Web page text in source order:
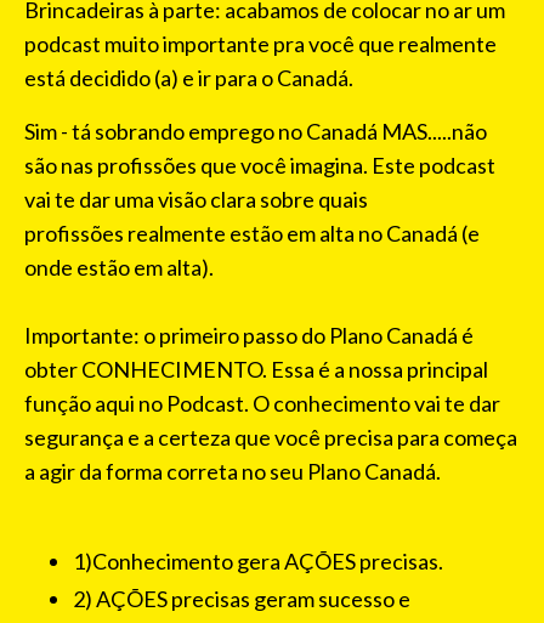
Brincadeiras à parte: acabamos de colocar no ar um
podcast muito importante pra você que realmente
está decidido (a) e ir para o Canadá.
Sim - tá sobrando emprego no Canadá MAS.....não
são nas profissões que você imagina. Este podcast
vai te dar uma visão clara sobre quais
profissões realmente estão em alta no Canadá (e
onde estão em alta).
Importante: o primeiro passo do Plano Canadá é
obter CONHECIMENTO. Essa é a nossa principal
função aqui no Podcast. O conhecimento vai te dar
segurança e a certeza que você precisa para começa
a agir da forma correta no seu Plano Canadá.
1)Conhecimento gera AÇÕES precisas.
2) AÇÕES precisas geram sucesso e